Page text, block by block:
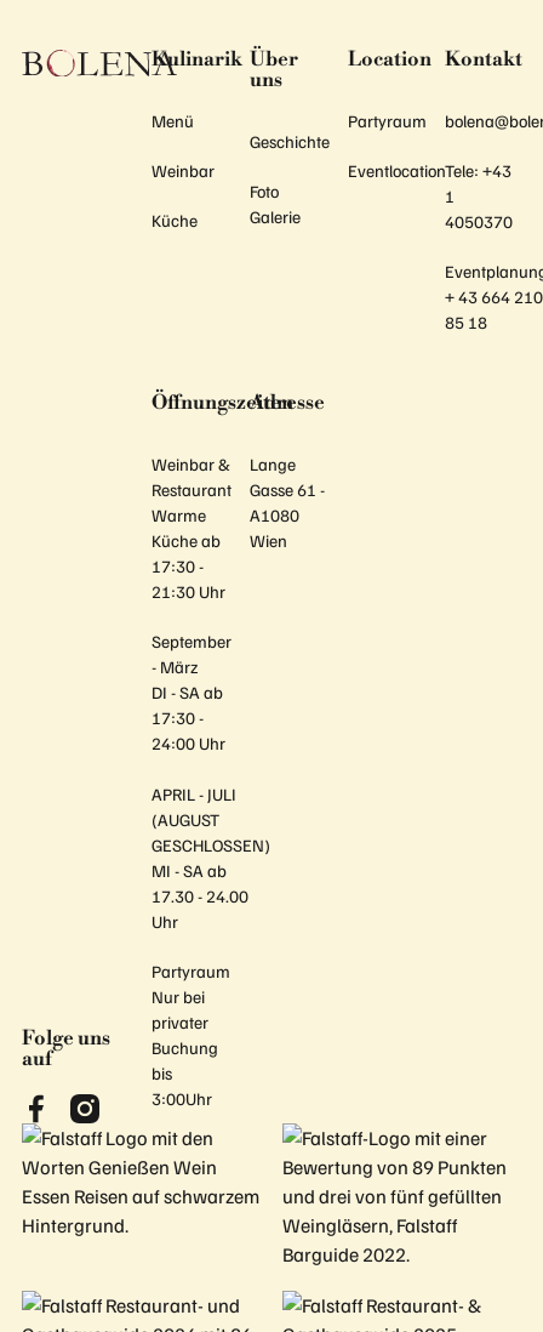
Folge uns
auf
Kulinarik
Menü
Weinbar
Küche
Über
uns
Geschichte
Foto
Galerie
Location
Partyraum
Eventlocation
Kontakt
Tele: +43
1
4050370
+ 43 664 210
85 18
Öffnungszeiten
Weinbar &
Restaurant
Warme
Küche ab
17:30 -
21:30 Uhr
September
- März
DI - SA ab
17:30 -
24:00 Uhr
APRIL - JULI
(AUGUST
GESCHLOSSEN)
MI - SA ab
17.30 - 24.00
Uhr
Partyraum
Nur bei
privater
Buchung
bis
3:00Uhr
Adresse
Lange
Gasse 61 -
A1080
Wien